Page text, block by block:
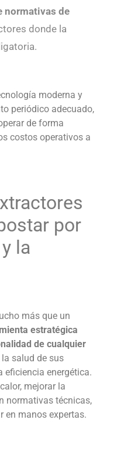
normativas de
donde la
moderna y
periódico adecuado,
de forma
costos operativos a
por
la
más que un
estratégica
de cualquier
la salud de sus
eficiencia energética.
mejorar la
normativas técnicas,
en manos expertas.